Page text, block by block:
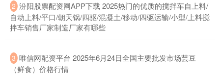
2 ​汾阳股票配资网APP下载 2025热门的优质的搅拌车自上料/
自动上料/平口/朝天锅/四驱/混凝土/移动/四驱运输/小型/上料搅
拌车销售厂家制造厂家有哪些
3 ​唯信网配资平台 2025年6月24日全国主要批发市场芸豆
（鲜食）价格行情